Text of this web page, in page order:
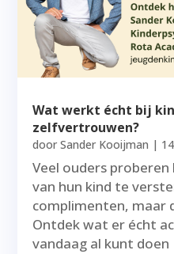
Wat werkt écht bij
zelfvertrouwen?
doorSander Kooijman |
Veel ouders
van hun kind te
complimenten, maar
Ontdek wat er écht
vandaag al kunt doen